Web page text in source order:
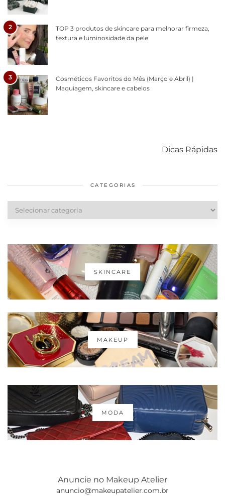
2
TOP 3 produtos de skincare para melhorar firmeza,
textura e luminosidade da pele
3
Cosméticos Favoritos do Mês (Março e Abril) |
Maquiagem, skincare e cabelos
Dicas Rápidas
diários
cabelos
CATEGORIAS
Categorias
SKINCARE
MAKEUP
MODA
Anuncie no Makeup Atelier
anuncio@makeupatelier.com.br